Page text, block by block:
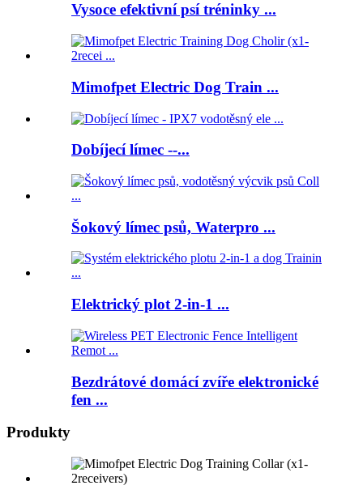
Vysoce efektivní psí tréninky ...
Mimofpet Electric Dog Train ...
Dobíjecí límec --...
Šokový límec psů, Waterpro ...
Elektrický plot 2-in-1 ...
Bezdrátové domácí zvíře elektronické
fen ...
Produkty